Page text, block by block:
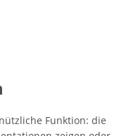
Funktion: die